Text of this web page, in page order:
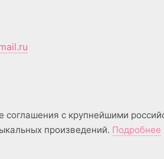
с крупнейшими
произведений. Подробнее